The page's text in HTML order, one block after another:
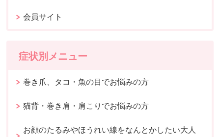
会員サイト
症状別メニュー
巻き爪、タコ・魚の目でお悩みの方
猫背・巻き肩・肩こりでお悩みの方
お顔のたるみやほうれい線をなんとかしたい大人